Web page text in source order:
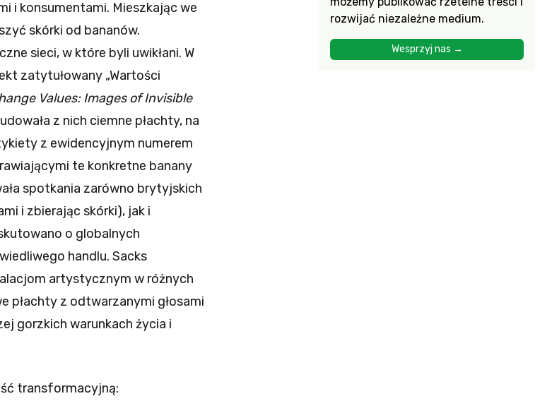
i konsumentami. Mieszkając we
skórki od bananów.
sieci, w które byli uwikłani. W
zatytułowany „Wartości
Values: Images of Invisible
z nich ciemne płachty, na
z ewidencyjnym numerem
te konkretne banany
spotkania zarówno brytyjskich
i zbierając skórki), jak i
o globalnych
handlu. Sacks
artystycznym w różnych
płachty z odtwarzanymi głosami
gorzkich warunkach życia i
transformacyjną:
rozwijać niezależne medium.
Wesprzyj nas →